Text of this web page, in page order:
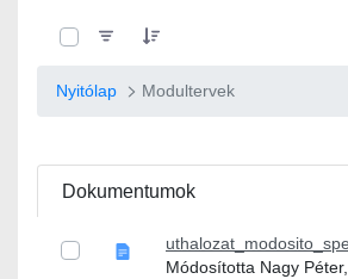
Nyitólap Modultervek
Dokumentumok
Módosította Nagy